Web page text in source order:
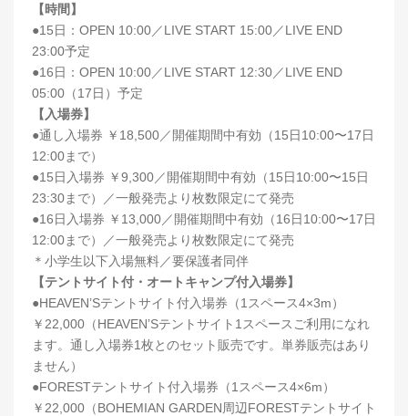
【時間】
●15日：OPEN 10:00／LIVE START 15:00／LIVE END
23:00予定
●16日：OPEN 10:00／LIVE START 12:30／LIVE END
05:00（17日）予定
【入場券】
●通し入場券 ￥18,500／開催期間中有効（15日10:00〜17日
12:00まで）
●15日入場券 ￥9,300／開催期間中有効（15日10:00〜15日
23:30まで）／一般発売より枚数限定にて発売
●16日入場券 ￥13,000／開催期間中有効（16日10:00〜17日
12:00まで）／一般発売より枚数限定にて発売
＊小学生以下入場無料／要保護者同伴
【テントサイト付・オートキャンプ付入場券】
●HEAVEN’Sテントサイト付入場券（1スペース4×3m）
￥22,000（HEAVEN’Sテントサイト1スペースご利用になれ
ます。通し入場券1枚とのセット販売です。単券販売はあり
ません）
●FORESTテントサイト付入場券（1スペース4×6m）
￥22,000（BOHEMIAN GARDEN周辺FORESTテントサイト